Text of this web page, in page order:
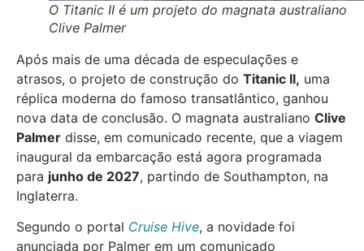
O Titanic II é um projeto do magnata australiano
Clive Palmer
Após mais de uma década de especulações e
atrasos, o projeto de construção do Titanic II, uma
réplica moderna do famoso transatlântico, ganhou
nova data de conclusão. O magnata australiano Clive
Palmer disse, em comunicado recente, que a viagem
inaugural da embarcação está agora programada
para junho de 2027, partindo de Southampton, na
Inglaterra.
Segundo o portal Cruise Hive, a novidade foi
anunciada por Palmer em um comunicado